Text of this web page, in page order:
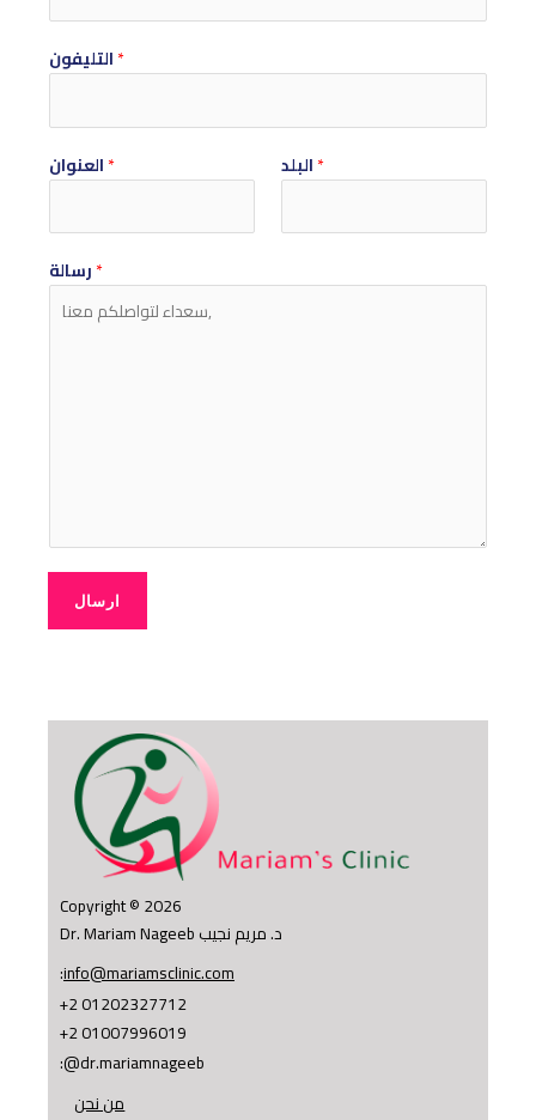
*
* *
*
ارسال
Copyright © 2026
Dr. Mariam Nageeb د. مريم نجيب
:info@mariamsclinic.com
+2 01202327712
+2 01007996019
:@dr.mariamnageeb
من نحن